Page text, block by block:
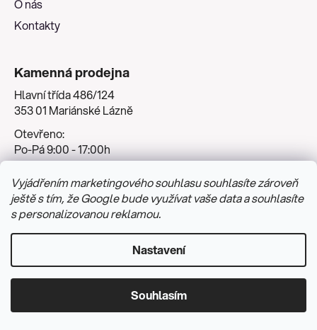
Vyjádřením marketingového souhlasu souhlasíte zároveň
ještě s tím, že Google bude využívat vaše data a souhlasíte
s personalizovanou reklamou.
Nastavení
Souhlasím
O nás
Kontakty
Kamenná prodejna
Hlavní třída 486/124
353 01 Mariánské Lázně
Otevřeno:
Po-Pá 9:00 - 17:00h
So 9:00 - 12:00h